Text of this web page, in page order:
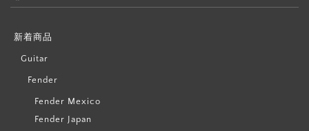
新着商品
Guitar
Fender
Fender Mexico
Fender Japan